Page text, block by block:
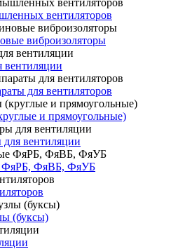
вентиляторов
виброизоляторы
для вентиляторов
и прямоугольные)
вентиляции
ФяРБ, ФяВБ, ФяУБ
(буксы)